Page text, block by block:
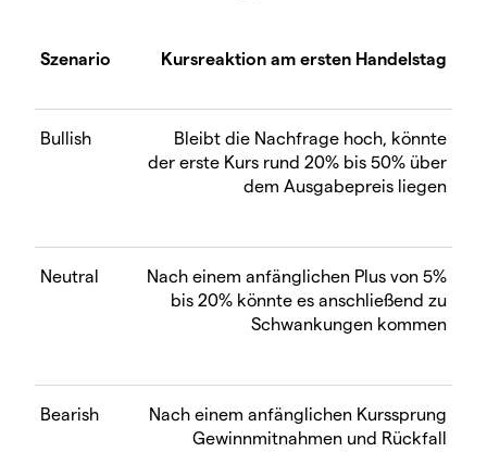
Szenario Kursreaktion am ersten Handelstag
Bullish
Bleibt die Nachfrage hoch, könnte
der erste Kurs rund 20% bis 50% über
dem Ausgabepreis liegen
Neutral
Nach einem anfänglichen Plus von 5%
bis 20% könnte es anschließend zu
Schwankungen kommen
Bearish
Nach einem anfänglichen Kurssprung
Gewinnmitnahmen und Rückfall